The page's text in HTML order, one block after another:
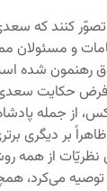
کنند که
و مسئولان
رهنمون شده
فرض حکایت
از جمله
بر دیگری
نظریّات از همه
توصیه می‌کرد،